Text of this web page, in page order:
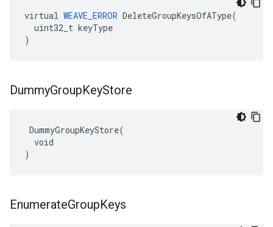
virtual WEAVE_ERROR DeleteGroupKeysOfAType(
  uint32_t keyType
)
DummyGroupKeyStore
DummyGroupKeyStore(
  void
)
EnumerateGroupKeys